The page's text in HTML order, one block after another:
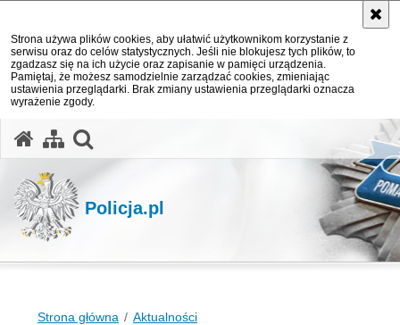
Strona używa plików cookies, aby ułatwić użytkownikom korzystanie z
serwisu oraz do celów statystycznych. Jeśli nie blokujesz tych plików, to
zgadzasz się na ich użycie oraz zapisanie w pamięci urządzenia.
Pamiętaj, że możesz samodzielnie zarządzać cookies, zmieniając
ustawienia przeglądarki. Brak zmiany ustawienia przeglądarki oznacza
wyrażenie zgody.
Policja.pl
Strona główna Aktualności